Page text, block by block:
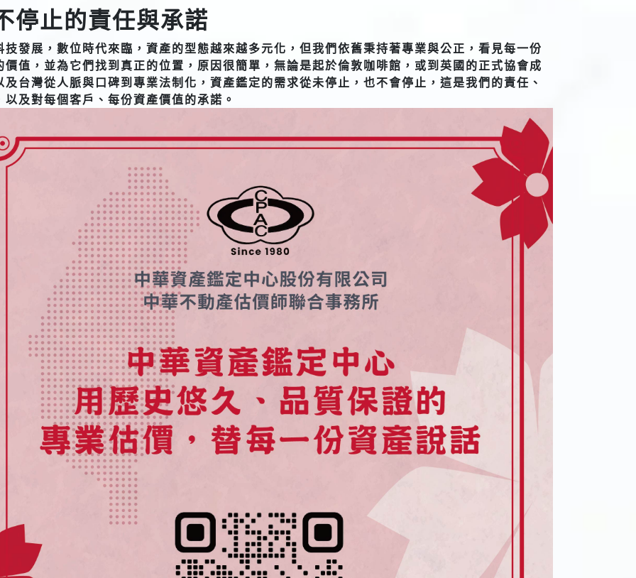
停止的責任與承諾
技發展，數位時代來臨，資產的型態越來越多元化，但我們依舊秉持著專業與公正，看見每一份
價值，並為它們找到真正的位置，原因很簡單，無論是起於倫敦咖啡館，或到英國的正式協會成
及台灣從人脈與口碑到專業法制化，資產鑑定的需求從未停止，也不會停止，這是我們的責任、
以及對每個客戶、每份資產價值的承諾。